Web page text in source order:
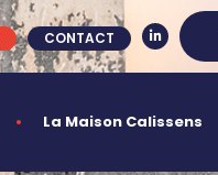
CONTACT
La Maison Calissens